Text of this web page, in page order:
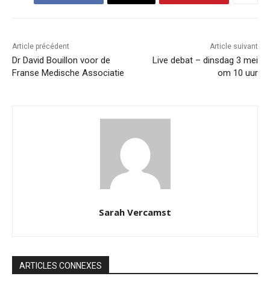
Article précédent
Dr David Bouillon voor de
Franse Medische Associatie
Article suivant
Live debat – dinsdag 3 mei
om 10 uur
Sarah Vercamst
ARTICLES CONNEXES